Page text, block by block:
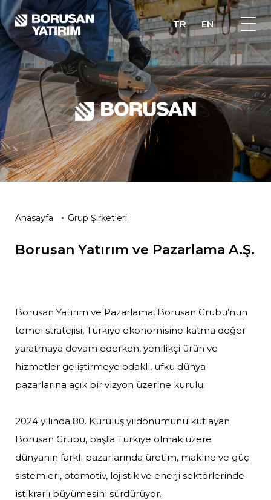
TR EN
Anasayfa Grup Şirketleri
Borusan Yatırım ve Pazarlama A.Ş.
Borusan Yatırım ve Pazarlama, Borusan Grubu’nun
temel stratejisi, Türkiye ekonomisine katma değer
yaratmaya devam ederken, yenilikçi ürün ve
hizmetler geliştirmeye odaklı, ufku dünya
pazarlarına açık bir vizyon üzerine kurulu.
2024 yılında 80. Kuruluş yıldönümünü kutlayan
Borusan Grubu, başta Türkiye olmak üzere
dünyanın farklı pazarlarında üretim, makine ve güç
sistemleri, otomotiv, lojistik ve enerji sektörlerinde
istikrarlı büyümesini sürdürüyor.